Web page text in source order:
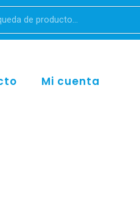
Mi cuenta